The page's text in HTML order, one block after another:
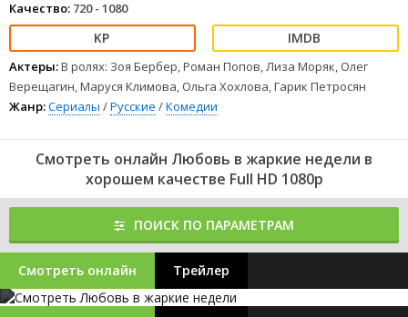
Качество: 720 - 1080
Актеры:В ролях: Зоя Бербер, Роман Попов, Лиза Моряк, Олег
Верещагин, Маруся Климова, Ольга Хохлова, Гарик Петросян
Жанр:Сериалы /Русские /Комедии
Смотреть онлайн Любовь в жаркие недели в
хорошем качестве Full HD 1080p
ПОИСК ПО ПАРАМЕТРАМ
Смотреть онлайн Трейлер